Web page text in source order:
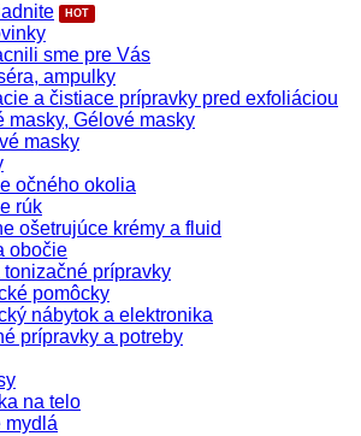
sme pre Vás
ampulky
a čistiace prípravky pred exfoliáciou
masky, Gélové masky
masky
očného okolia
rúk
ošetrujúce krémy a fluid
obočie
tonizačné prípravky
pomôcky
nábytok a elektronika
prípravky a potreby
na telo
mydlá